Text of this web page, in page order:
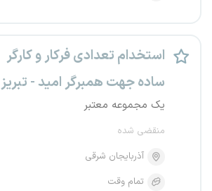
استخدام تعدادی فرکار و کارگر
ساده جهت همبرگر امید - تبریز
یک مجموعه معتبر
منقضی شده
آذربایجان شرقی
تمام وقت